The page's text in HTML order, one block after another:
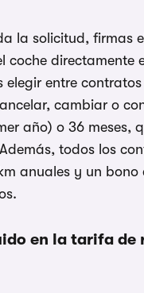
la solicitud, firmas
coche directamente
elegir entre contratos
cambiar o
año) o 36 meses,
todos los
anuales y un bono
en la tarifa de